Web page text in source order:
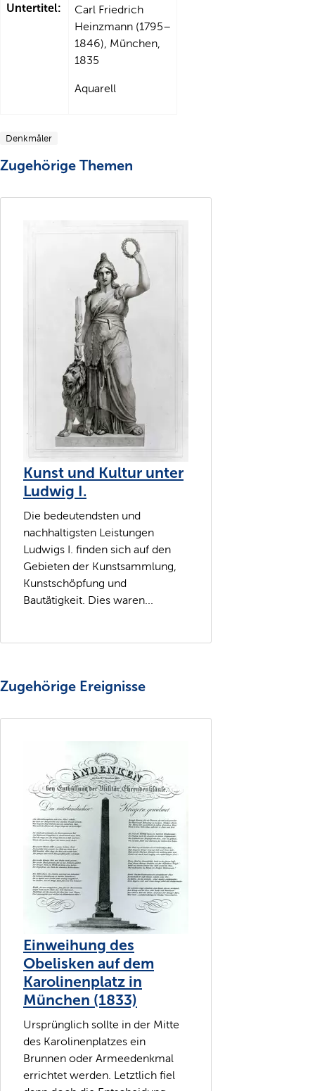
Untertitel:
Carl Friedrich
Heinzmann (1795–
1846), München,
1835
Aquarell
Denkmäler
Zugehörige Themen
Kunst und Kultur unter
Ludwig I.
Die bedeutendsten und
nachhaltigsten Leistungen
Ludwigs I. finden sich auf den
Gebieten der Kunstsammlung,
Kunstschöpfung und
Bautätigkeit. Dies waren...
Zugehörige Ereignisse
Einweihung des
Obelisken auf dem
Karolinenplatz in
München (1833)
Ursprünglich sollte in der Mitte
des Karolinenplatzes ein
Brunnen oder Armeedenkmal
errichtet werden. Letztlich fiel